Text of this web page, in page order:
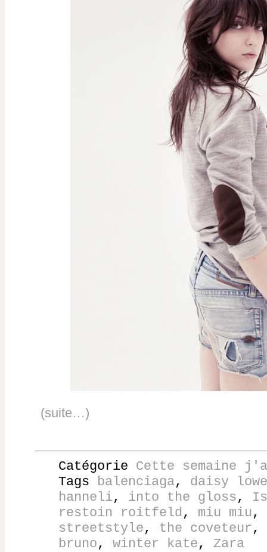
(suite…)
Catégorie Cette semaine
Tags balenciaga, daisy lowe
hanneli, into the gloss,
restoin roitfeld, miu miu,
streetstyle, the coveteur,
bruno, winter kate, Zara